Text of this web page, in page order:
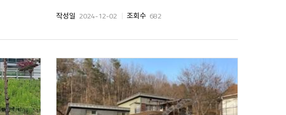
작성일 2024-12-02 조회수 682